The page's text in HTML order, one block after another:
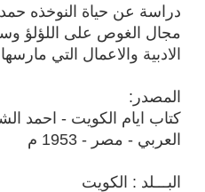
دراسة عن حياة النوخذه
مجال الغوص على اللؤلؤ
الادبية والاعمال التي
المصدر:
كتاب ايام الكويت - احمد
العربي - مصر - 1953 م
البـــلد : الكويت